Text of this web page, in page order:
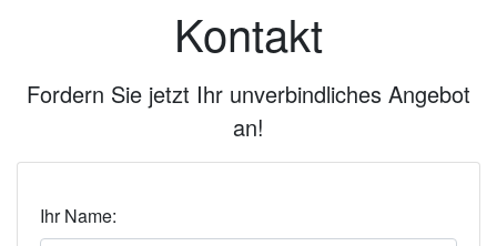
Kontakt
Fordern Sie jetzt Ihr unverbindliches Angebot
an!
Ihr Name: